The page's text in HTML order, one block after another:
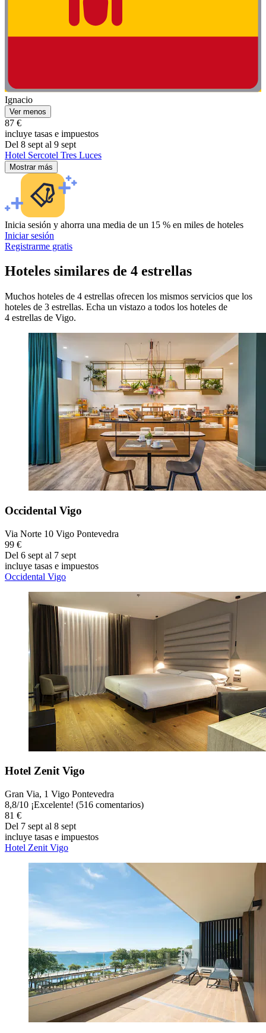
Ignacio
Ver menos
87 €
incluye tasas e impuestos
Del 8 sept al 9 sept
Hotel Sercotel Tres Luces
Mostrar más
Inicia sesión y ahorra una media de un 15 % en miles de hoteles
Iniciar sesión
Registrarme gratis
Hoteles similares de 4 estrellas
Muchos hoteles de 4 estrellas ofrecen los mismos servicios que los
hoteles de 3 estrellas. Echa un vistazo a todos los hoteles de
4 estrellas de Vigo.
Occidental Vigo
Via Norte 10 Vigo Pontevedra
99 €
Del 6 sept al 7 sept
incluye tasas e impuestos
Occidental Vigo
Hotel Zenit Vigo
Gran Via, 1 Vigo Pontevedra
8,8/10 ¡Excelente! (516 comentarios)
81 €
Del 7 sept al 8 sept
incluye tasas e impuestos
Hotel Zenit Vigo